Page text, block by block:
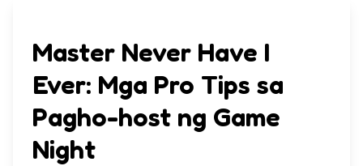
Master Never Have I
Ever: Mga Pro Tips sa
Pagho-host ng Game
Night